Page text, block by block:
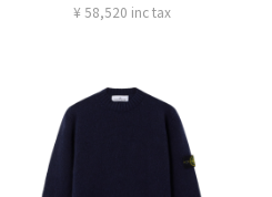
¥ 58,520 inc tax